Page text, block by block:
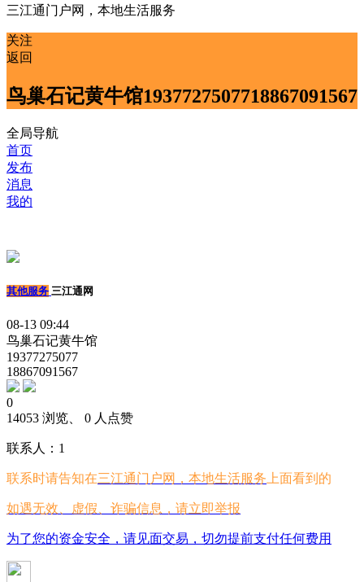
三江通门户网，本地生活服务
关注
返回
鸟巢石记黄牛馆1937727507718867091567
全局导航
首页
发布
消息
我的
其他服务 三江通网
08-13 09:44
鸟巢石记黄牛馆
19377275077
18867091567
0
14053 浏览、 0 人点赞
联系人：1
联系时请告知在三江通门户网，本地生活服务 上面看到的
如遇无效、虚假、诈骗信息，请立即举报
为了您的资金安全，请见面交易，切勿提前支付任何费用